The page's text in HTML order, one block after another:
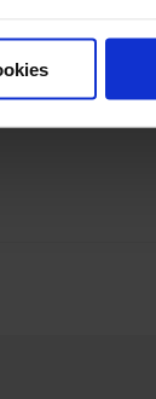
2004 startten
Instituut
’s-